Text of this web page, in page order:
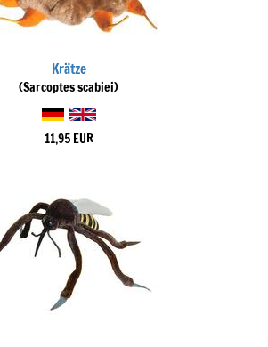
Krätze
(Sarcoptes scabiei)
11,95 EUR